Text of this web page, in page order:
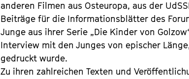
anderen Filmen aus Osteuropa, aus der
Beiträge für die Informationsblätter des
Junge aus ihrer Serie „Die Kinder von
Interview mit den Junges von epischer
gedruckt wurde.
Zu ihren zahlreichen Texten und